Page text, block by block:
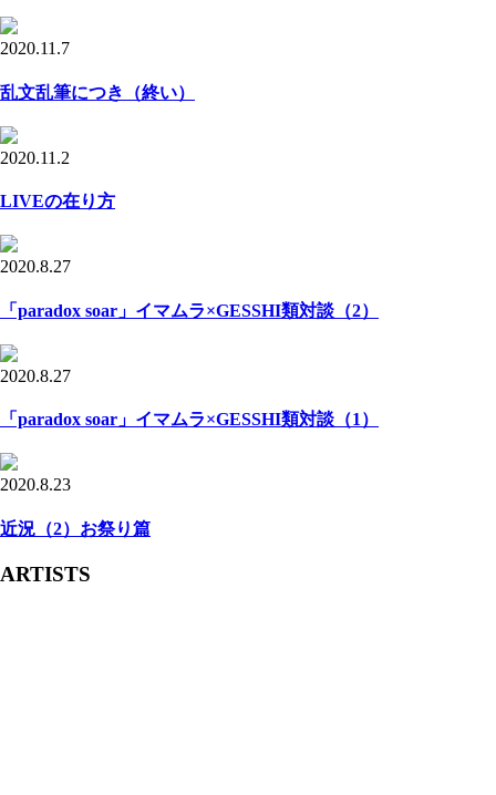
2020.11.7
乱文乱筆につき（終い）
2020.11.2
LIVEの在り方
2020.8.27
「paradox soar」イマムラ×GESSHI類対談（2）
2020.8.27
「paradox soar」イマムラ×GESSHI類対談（1）
2020.8.23
近況（2）お祭り篇
ARTISTS